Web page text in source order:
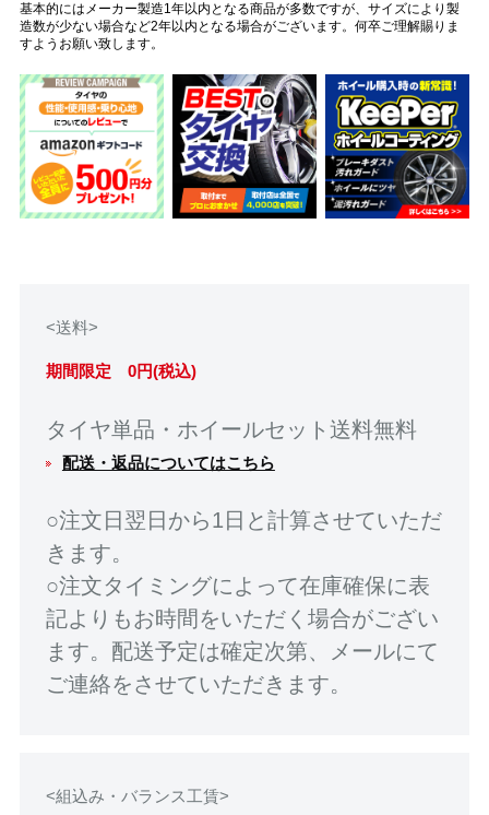
基本的にはメーカー製造1年以内となる商品が多数ですが、サイズにより製
造数が少ない場合など2年以内となる場合がございます。何卒ご理解賜りま
すようお願い致します。
<送料>
期間限定 0円(税込)
タイヤ単品・ホイールセット送料無料
配送・返品についてはこちら
○注文日翌日から1日と計算させていただ
きます。
○注文タイミングによって在庫確保に表
記よりもお時間をいただく場合がござい
ます。配送予定は確定次第、メールにて
ご連絡をさせていただきます。
<組込み・バランス工賃>